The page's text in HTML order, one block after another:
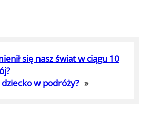
się nasz świat w ciągu 10
dziecko w podróży? »